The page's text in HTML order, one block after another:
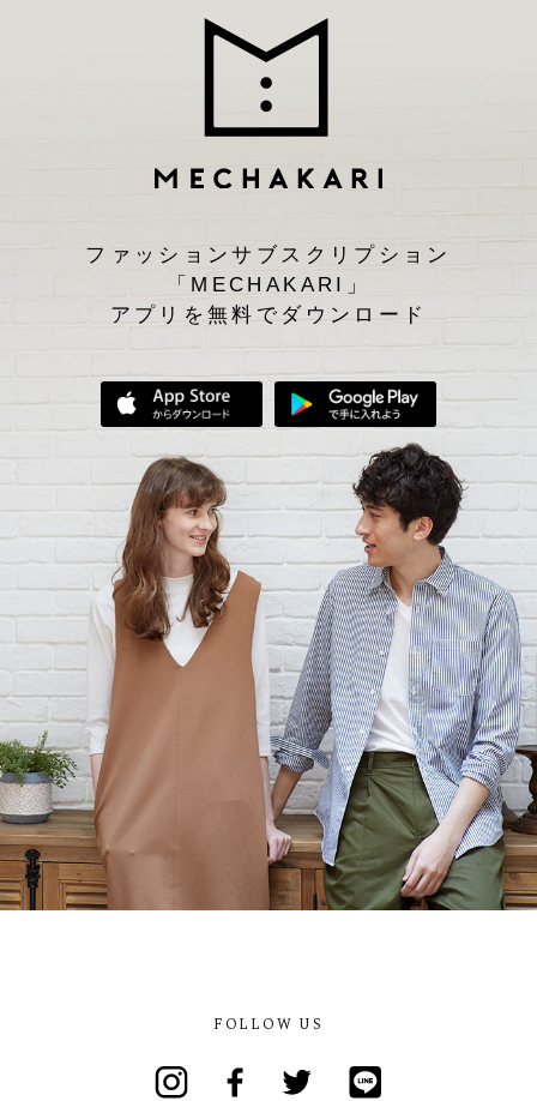
ファッションサブスクリプション
「MECHAKARI」
アプリを無料でダウンロード
App Storeからダウンロード
FOLLOW US